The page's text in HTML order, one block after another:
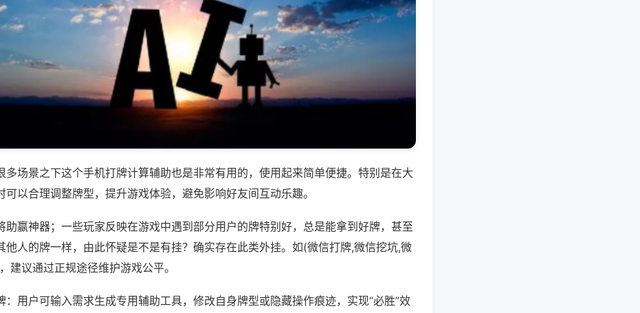
多场景之下这个手机打牌计算辅助也是非常有用的，使用起来简单便捷。特别是在大
可以合理调整牌型，提升游戏体验，避免影响好友间互动乐趣。
助赢神器；一些玩家反映在游戏中遇到部分用户的牌特别好，总是能拿到好牌，甚至
他人的牌一样，由此怀疑是不是有挂？确实存在此类外挂。如(微信打牌,微信挖坑,微
建议通过正规途径维护游戏公平。
：用户可输入需求生成专用辅助工具，修改自身牌型或隐藏操作痕迹，实现“必胜”效